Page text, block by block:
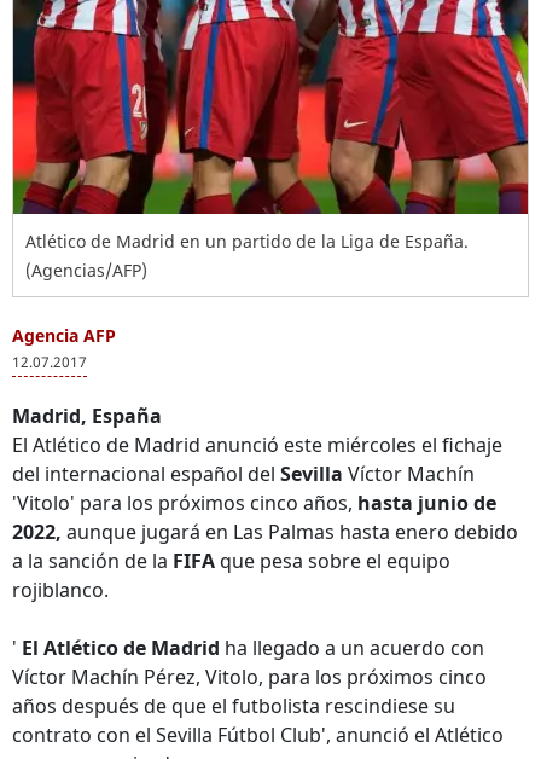
Atlético de Madrid en un partido de la Liga de España.
(Agencias/AFP)
Agencia AFP
12.07.2017
Madrid, España
El Atlético de Madrid anunció este miércoles el fichaje
del internacional español del Sevilla Víctor Machín
'Vitolo' para los próximos cinco años, hasta junio de
2022, aunque jugará en Las Palmas hasta enero debido
a la sanción de la FIFAque pesa sobre el equipo
rojiblanco.
' El Atlético de Madrid ha llegado a un acuerdo con
Víctor Machín Pérez, Vitolo, para los próximos cinco
años después de que el futbolista rescindiese su
contrato con el Sevilla Fútbol Club', anunció el Atlético